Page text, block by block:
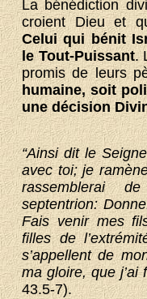
La bénédiction
croient Dieu et
Celui qui bénit
le Tout-Puissant.
promis de leurs
humaine, soit
une décision
“Ainsi dit le
avec toi; je
rassemblerai
septentrion:
Fais venir mes
filles de
s’appellent de
ma gloire, que j’ai
43.5-7).